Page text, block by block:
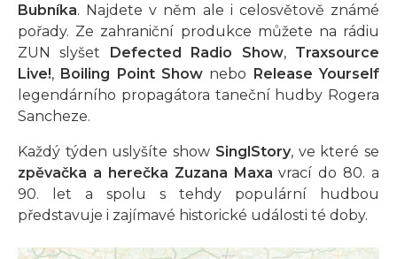
Bubníka. Najdete v něm ale i celosvětově známé
pořady. Ze zahraniční produkce můžete na rádiu
ZUN slyšet Defected Radio Show, Traxsource
Live!, Boiling Point Show nebo Release Yourself
legendárního propagátora taneční hudby Rogera
Sancheze.
Každý týden uslyšíte show SinglStory, ve které se
zpěvačka a herečka Zuzana Maxa vrací do 80. a
90. let a spolu s tehdy populární hudbou
představuje i zajímavé historické události té doby.